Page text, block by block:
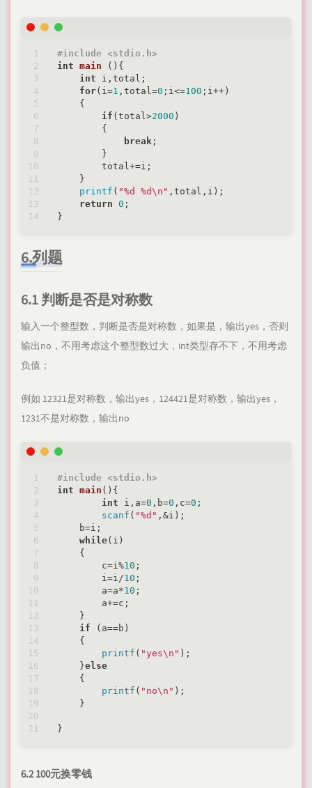
#include <stdio.h>
int main () {
int i,total;
for(i=1 ,total=0 ;i<=100 ;i++)
    {
if (total>2000 )
        {
break ;
        }
        total+=i;
    }
printf ( "%d %d\n" ,total,i);
return 0 ;
6.列题
6.1 判断是否是对称数
输入一个整型数，判断是否是对称数，如果是，输出yes，否则
输出no，不用考虑这个整型数过大，int类型存不下，不用考虑
负值；
例如 12321是对称数，输出yes，124421是对称数，输出yes，
1231不是对称数，输出no
#include <stdio.h>
int main () {
int i,a=0 ,b=0 ,c=0 ;
scanf ( "%d" ,&i);
    b=i;
while(i)
    {
        c=i%
10 ;
        i=i/
10 ;
        a=a*
10 ;
        a+=c;
    }
if (a==b)
    {
printf ( "yes\n" );
    }
else
    {
printf ( "no\n" );
    }
6.2 100元换零钱